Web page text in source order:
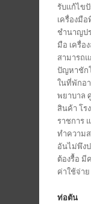
รับแก้ไข
เครื่องมื
ชำนาญป
มือ เครื่อ
สามารถ
ปัญหาชัก
ในที่พักอ
พยาบาล
สินค้า โร
ราชการ
ทำความ
อันไม่พึง
ต้องรื้อ มี
ค่าใช้จ่า
ท่อตัน